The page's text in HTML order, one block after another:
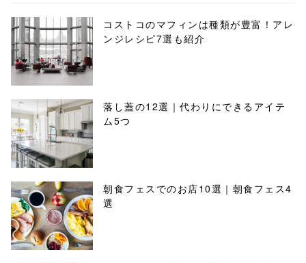
コストコのマフィンは種類が豊富！アレ
ンジレシピ7選も紹介
落し蓋の12選｜代わりにできるアイテ
ム5つ
朝食フェスでのお店10選｜朝食フェス4
選